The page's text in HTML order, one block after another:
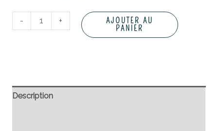
- +
AJOUTER AU
PANIER
Description